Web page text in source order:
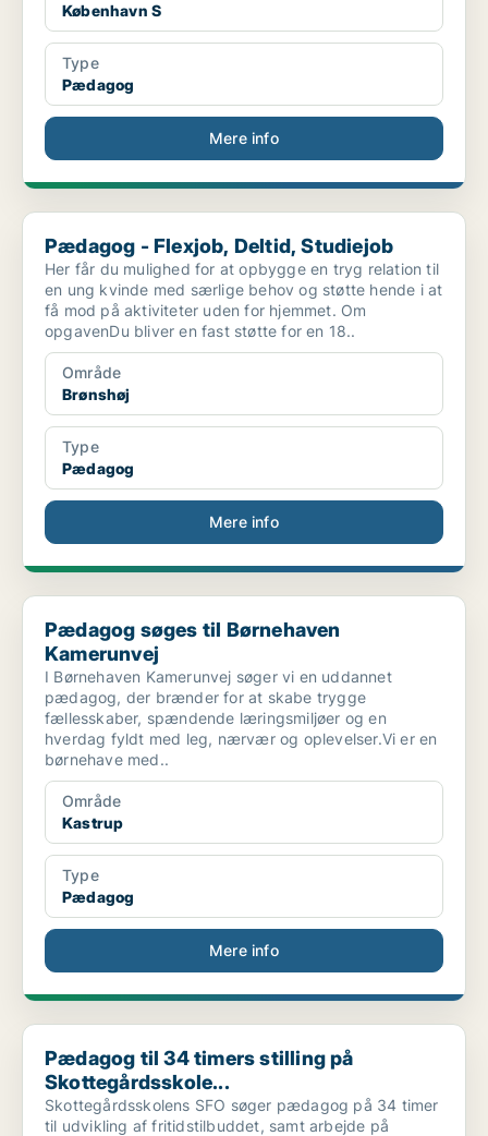
København S
Type
Pædagog
Mere info
Pædagog - Flexjob, Deltid, Studiejob
Pædagog - Flexjob, Deltid, Studiejob
Her får du mulighed for at opbygge en tryg relation til
en ung kvinde med særlige behov og støtte hende i at
få mod på aktiviteter uden for hjemmet. Om
opgavenDu bliver en fast støtte for en 18..
Område
Brønshøj
Type
Pædagog
Mere info
Pædagog søges til Børnehaven Kamerunvej
Pædagog søges til Børnehaven
Kamerunvej
I Børnehaven Kamerunvej søger vi en uddannet
pædagog, der brænder for at skabe trygge
fællesskaber, spændende læringsmiljøer og en
hverdag fyldt med leg, nærvær og oplevelser.Vi er en
børnehave med..
Område
Kastrup
Type
Pædagog
Mere info
Pædagog til 34 timers stilling på Skottegårdsskole...
Pædagog til 34 timers stilling på
Skottegårdsskole...
Skottegårdsskolens SFO søger pædagog på 34 timer
til udvikling af fritidstilbuddet, samt arbejde på